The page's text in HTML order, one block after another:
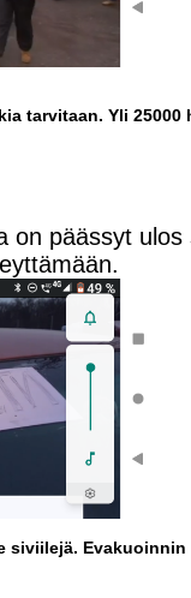
tarvitaan. Yli
on päässyt ulos
siviilejä.